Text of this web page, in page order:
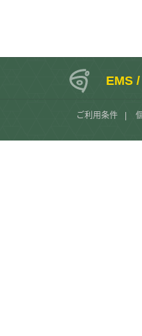
EMS
ご利用条件